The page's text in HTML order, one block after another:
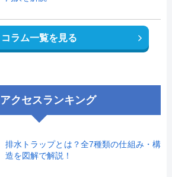
コラム一覧を見る
アクセスランキング
排水トラップとは？全7種類の仕組み・構
造を図解で解説！